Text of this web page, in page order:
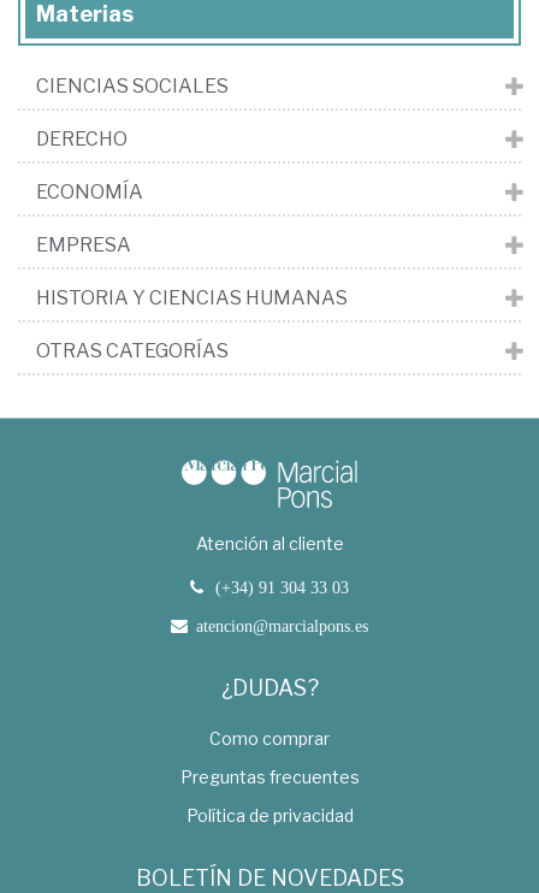
Materias
CIENCIAS SOCIALES
DERECHO
ECONOMÍA
EMPRESA
HISTORIA Y CIENCIAS HUMANAS
OTRAS CATEGORÍAS
Atención al cliente
(+34) 91 304 33 03
atencion@marcialpons.es
¿DUDAS?
Como comprar
Preguntas frecuentes
Política de privacidad
BOLETÍN DE NOVEDADES